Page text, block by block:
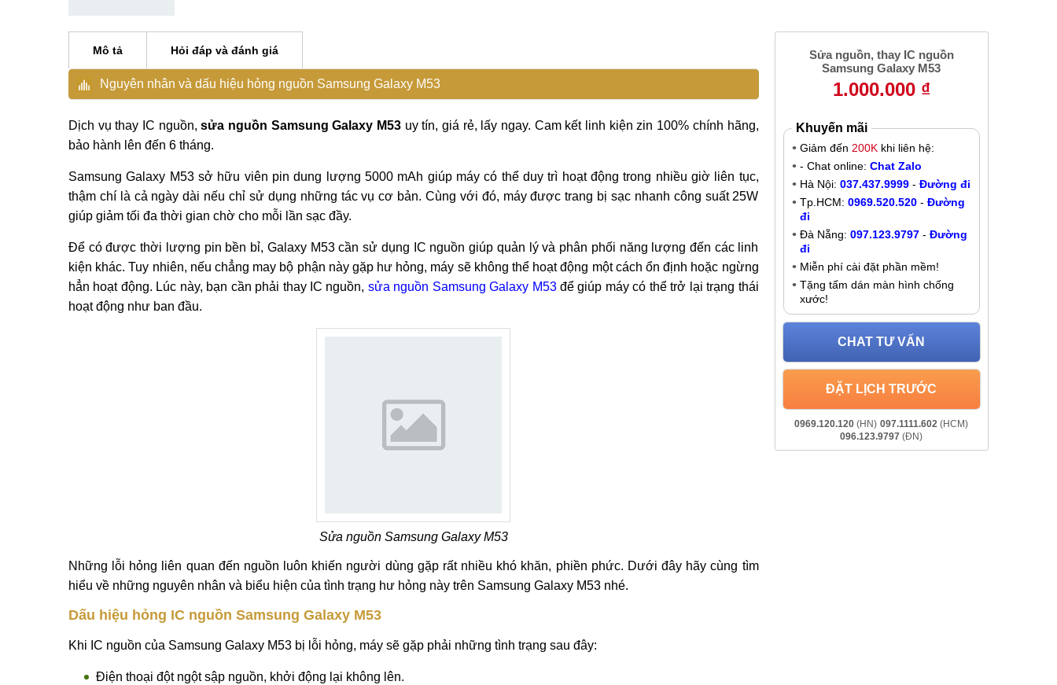
Mô tả Hỏi đáp và đánh giá
Nguyên nhân và dấu hiệu hỏng nguồn Samsung Galaxy M53
Dịch vụ thay IC nguồn,sửa nguồn Samsung Galaxy M53 uy tín, giá rẻ, lấy ngay. Cam kết linh kiện zin 100% chính hãng,
bảo hành lên đến 6 tháng.
Samsung Galaxy M53 sở hữu viên pin dung lượng 5000 mAh giúp máy có thể duy trì hoạt động trong nhiều giờ liên tục,
thậm chí là cả ngày dài nếu chỉ sử dụng những tác vụ cơ bản. Cùng với đó, máy được trang bị sạc nhanh công suất 25W
giúp giảm tối đa thời gian chờ cho mỗi lần sạc đầy.
Để có được thời lượng pin bền bỉ, Galaxy M53 cần sử dụng IC nguồn giúp quản lý và phân phối năng lượng đến các linh
kiện khác. Tuy nhiên, nếu chẳng may bộ phận này gặp hư hỏng, máy sẽ không thể hoạt động một cách ổn định hoặc ngừng
hẳn hoạt động. Lúc này, bạn cần phải thay IC nguồn, sửa nguồn Samsung Galaxy M53để giúp máy có thể trở lại trạng thái
hoạt động như ban đầu.
Sửa nguồn Samsung Galaxy M53
Những lỗi hỏng liên quan đến nguồn luôn khiến người dùng gặp rất nhiều khó khăn, phiền phức. Dưới đây hãy cùng tìm
hiểu về những nguyên nhân và biểu hiện của tình trạng hư hỏng này trên Samsung Galaxy M53 nhé.
Dấu hiệu hỏng IC nguồn Samsung Galaxy M53
Khi IC nguồn của Samsung Galaxy M53 bị lỗi hỏng, máy sẽ gặp phải những tình trạng sau đây:
Điện thoại đột ngột sập nguồn, khởi động lại không lên.
Sửa nguồn, thay IC nguồn
Samsung Galaxy M53
1.000.000 ₫
Khuyến mãi
Giảm đến 200Kkhi liên hệ:
- Chat online: Chat Zalo
Hà Nội: 037.437.9999- Đường đi
Tp.HCM: 0969.520.520- Đường
đi
Đà Nẵng: 097.123.9797- Đường
đi
Miễn phí cài đặt phần mềm!
Tặng tấm dán màn hình chống
xước!
CHAT TƯ VẤN
ĐẶT LỊCH TRƯỚC
0969.120.120 (HN) 097.1111.602 (HCM)
096.123.9797 (ĐN)